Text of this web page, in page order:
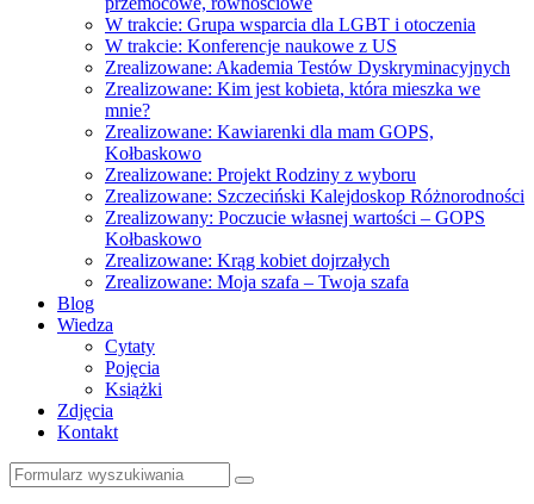
W trakcie: Grupa wsparcia dla LGBT i otoczenia
W trakcie: Konferencje naukowe z US
Zrealizowane: Akademia Testów Dyskryminacyjnych
Zrealizowane: Kim jest kobieta, która mieszka we
mnie?
Zrealizowane: Kawiarenki dla mam GOPS,
Kołbaskowo
Zrealizowane: Projekt Rodziny z wyboru
Zrealizowane: Szczeciński Kalejdoskop Różnorodności
Zrealizowany: Poczucie własnej wartości – GOPS
Kołbaskowo
Zrealizowane: Krąg kobiet dojrzałych
Zrealizowane: Moja szafa – Twoja szafa
Blog
Wiedza
Cytaty
Pojęcia
Książki
Zdjęcia
Kontakt
Szukaj